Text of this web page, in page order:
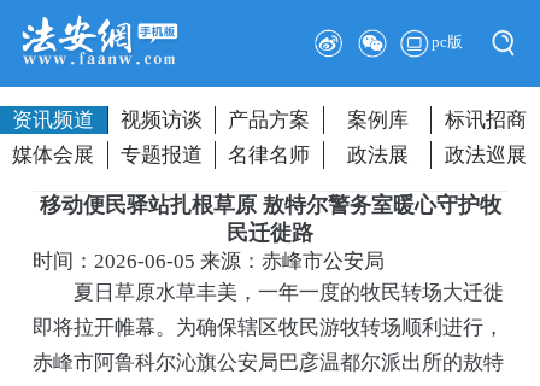
pc版
资讯频道 视频访谈 产品方案 案例库
标讯招商
媒体会展
专题报道 名律名师 政法展 政法巡展
移动便民驿站扎根草原 敖特尔警务室暖心守护牧
民迁徙路
时间：2026-06-05来源：赤峰市公安局
夏日草原水草丰美，一年一度的牧民转场大迁徙
即将拉开帷幕。为确保辖区牧民游牧转场顺利进行，
赤峰市阿鲁科尔沁旗公安局巴彦温都尔派出所的敖特